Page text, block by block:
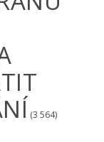
(3 564)